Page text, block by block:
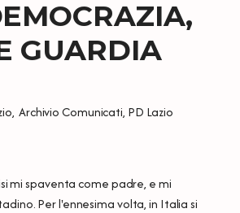
GUARDIA
, Archivio Comunicati, PD Lazio
mi spaventa come padre, e mi
Per l'ennesima volta, in Italia si